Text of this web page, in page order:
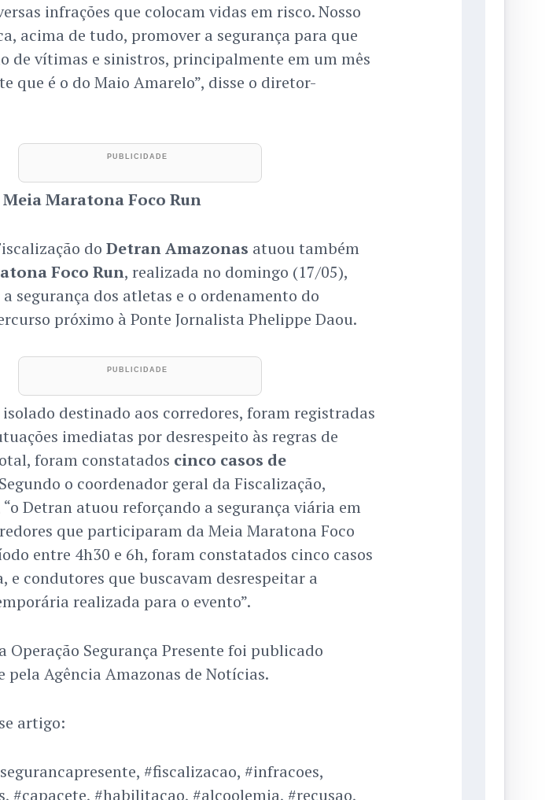
infrações que colocam vidas em risco. Nosso
acima de tudo, promover a segurança para que
de vítimas e sinistros, principalmente em um mês
que é o do Maio Amarelo”, disse o diretor-
Maratona Foco Run
do Detran Amazonas atuou também
Foco Run, realizada no domingo (17/05),
segurança dos atletas e o ordenamento do
próximo à Ponte Jornalista Phelippe Daou.
destinado aos corredores, foram registradas
imediatas por desrespeito às regras de
foram constatados cinco casos de
o coordenador geral da Fiscalização,
“o Detran atuou reforçando a segurança viária em
que participaram da Meia Maratona Foco
entre 4h30 e 6h, foram constatados cinco casos
e condutores que buscavam desrespeitar a
realizada para o evento”.
Operação Segurança Presente foi publicado
Agência Amazonas de Notícias.
artigo:
#fiscalizacao, #infracoes,
#capacete, #habilitacao, #alcoolemia, #recusao,